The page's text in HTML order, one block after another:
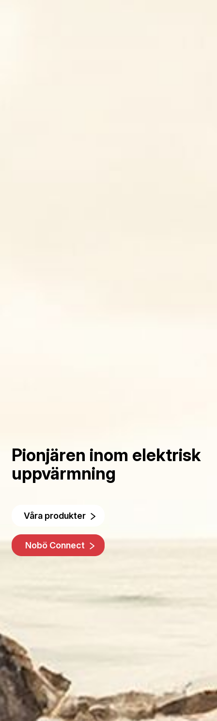
Pionjären inom elektrisk
uppvärmning
Våra produkter
Nobö Connect